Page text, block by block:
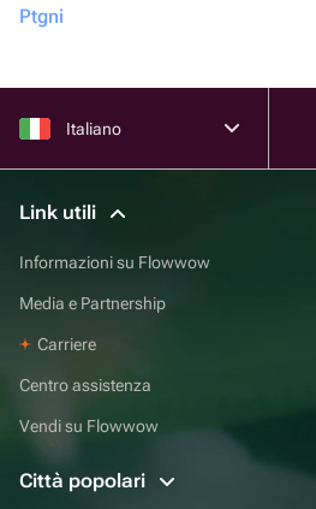
Ptgni
Italiano
Link utili
Informazioni su Flowwow
Media e Partnership
Carriere
Centro assistenza
Vendi su Flowwow
Città popolari